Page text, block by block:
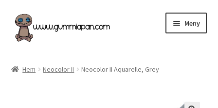
Hoppa
till
navigering
Hoppa
till
innehåll
Meny
Hem Neocolor II Neocolor II Aquarelle, Grey